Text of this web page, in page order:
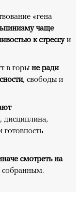
«гена
чаще
к стрессуи
в горы не ради
, свободы и
дисциплина,
смотреть на
собранным.